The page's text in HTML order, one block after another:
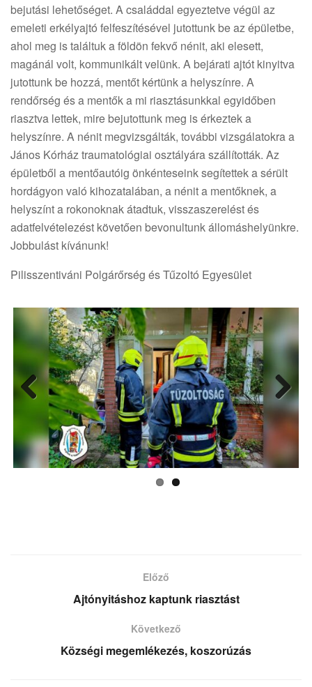
bejutási lehetőséget. A családdal egyeztetve végül az
emeleti erkélyajtó felfeszítésével jutottunk be az épületbe,
ahol meg is találtuk a földön fekvő nénit, aki elesett,
magánál volt, kommunikált velünk. A bejárati ajtót kinyitva
jutottunk be hozzá, mentőt kértünk a helyszínre. A
rendőrség és a mentők a mi riasztásunkkal egyidőben
riasztva lettek, mire bejutottunk meg is érkeztek a
helyszínre. A nénit megvizsgálták, további vizsgálatokra a
János Kórház traumatológiai osztályára szállították. Az
épületből a mentőautóig önkénteseink segítettek a sérült
hordágyon való kihozatalában, a nénit a mentőknek, a
helyszínt a rokonoknak átadtuk, visszaszerelést és
adatfelvételezést követően bevonultunk állomáshelyünkre.
Jobbulást kívánunk!
Pilisszentiváni Polgárőrség és Tűzoltó Egyesület
Next
Előző
Ajtónyitáshoz kaptunk riasztást
Következő
Községi megemlékezés, koszorúzás